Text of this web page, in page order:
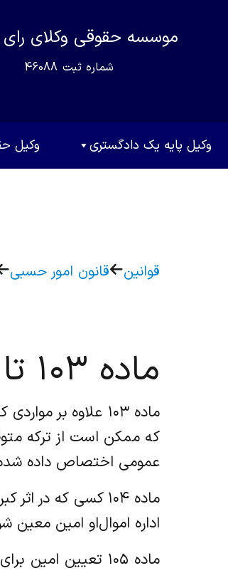
موسسه حقوقی وکلای
شماره ثبت
وکیل پایه یک دادگستری وکیل
قوانین قانون امور حسبی
ماده ۱۰۳ تا ماده ۱۲۵
عمومی اختصاص داده
‌ماده ۱۰۴ کسی که
اداره اموال‌او امین معین
‌ماده ۱۰۵ تعیین